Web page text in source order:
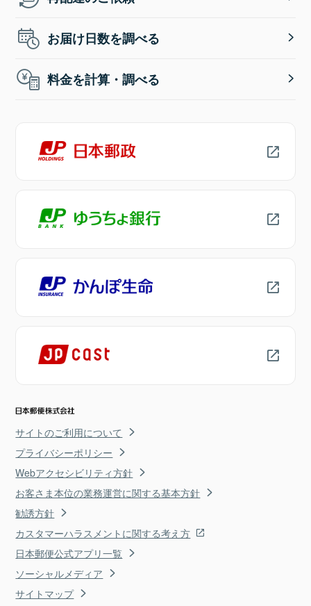
お届け日数を調べる
料金を計算・調べる
サイトのご利用について
プライバシーポリシー
Webアクセシビリティ方針
お客さま本位の業務運営に関する基本方針
勧誘方針
カスタマーハラスメントに関する考え方
日本郵便公式アプリ一覧
ソーシャルメディア
サイトマップ